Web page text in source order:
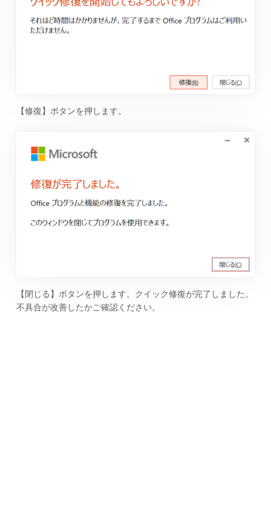
【修復】ボタンを押します。
【閉じる】ボタンを押します。クイック修復が完了しました。
不具合が改善したかご確認ください。